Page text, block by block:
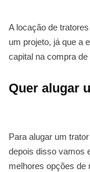
A locação de
um projeto, já que a
capital na compra
Quer alugar
Para alugar um
depois disso vamos
melhores opções de